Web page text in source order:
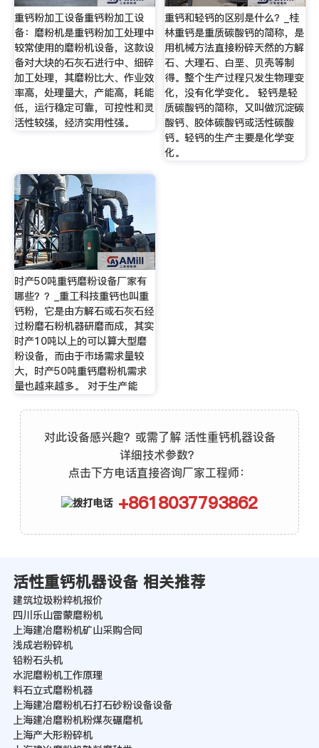
重钙粉加工设备重钙粉加工设
备：磨粉机是重钙粉加工处理中
较常使用的磨粉机设备，这款设
备对大块的石灰石进行中、细碎
加工处理，其磨粉比大、作业效
率高，处理量大，产能高，耗能
低，运行稳定可靠，可控性和灵
活性较强，经济实用性强。
重钙和轻钙的区别是什么？_桂
林重钙是重质碳酸钙的简称，是
用机械方法直接粉碎天然的方解
石、大理石、白垩、贝壳等制
得。整个生产过程只发生物理变
化，没有化学变化。 轻钙是轻
质碳酸钙的简称，又叫做沉淀碳
酸钙、胶体碳酸钙或活性碳酸
钙。轻钙的生产主要是化学变
化。
时产50吨重钙磨粉设备厂家有
哪些？？_重工科技重钙也叫重
钙粉，它是由方解石或石灰石经
过粉磨石粉机器研磨而成，其实
时产10吨以上的可以算大型磨
粉设备，而由于市场需求量较
大，时产50吨重钙磨粉机需求
量也越来越多。 对于生产能
对此设备感兴趣？或需了解 活性重钙机器设备
详细技术参数？
点击下方电话直接咨询厂家工程师：
+8618037793862
活性重钙机器设备 相关推荐
建筑垃圾粉粹机报价
四川乐山雷蒙磨粉机
上海建冶磨粉机矿山采购合同
浅成岩粉碎机
铅粉石头机
水泥磨粉机工作原理
料石立式磨粉机器
上海建冶磨粉机石打石砂粉设备设备
上海建冶磨粉机粉煤灰碾磨机
上海产大形粉碎机